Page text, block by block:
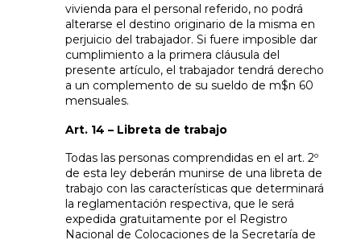
vivienda para el personal referido, no podrá
alterarse el destino originario de la misma en
perjuicio del trabajador. Si fuere imposible dar
cumplimiento a la primera cláusula del
presente artículo, el trabajador tendrá derecho
a un complemento de su sueldo de m$n 60
mensuales.
Art. 14 – Libreta de trabajo
Todas las personas comprendidas en el art. 2º
de esta ley deberán munirse de una libreta de
trabajo con las características que determinará
la reglamentación respectiva, que le será
expedida gratuitamente por el Registro
Nacional de Colocaciones de la Secretaría de